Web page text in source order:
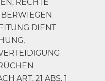
RECHTE
DIENT
ART. 21 ABS. 1